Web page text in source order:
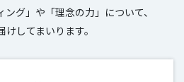
グ」や「理念の力」について、
してまいります。